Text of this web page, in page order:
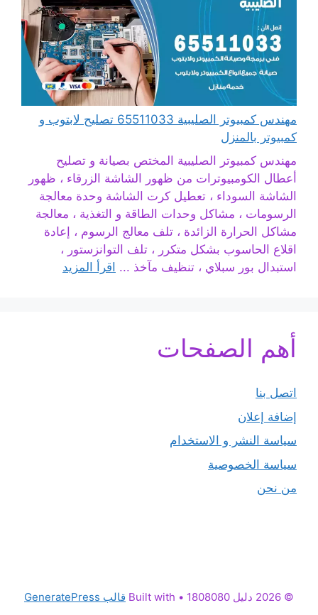
مهندس كمبيوتر الصليبية 65511033 تصليح لابتوب و
كمبيوتر بالمنزل
مهندس كمبيوتر الصليبية المختص بصيانة و تصليح
أعطال الكومبيوترات من ظهور الشاشة الزرقاء ، ظهور
الشاشة السوداء ، تعطيل كرت الشاشة وحدة معالجة
الرسومات ، مشاكل وحدات الطاقة و التغذية ، معالجة
مشاكل الحرارة الزائدة ، تلف معالج الرسوم ، إعادة
اقلاع الحاسوب بشكل متكرر ، تلف التوانزستور ،
استبدال بور سبلاي ، تنظيف مآخذ ... اقرأ المزيد
أهم الصفحات
اتصل بنا
إضافة إعلان
سياسة النشر و الاستخدام
سياسة الخصوصية
من نحن
© 2026 دليل 1808080 • Built with قالب GeneratePress